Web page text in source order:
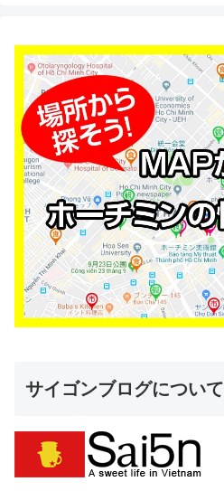
サイゴンブログについて